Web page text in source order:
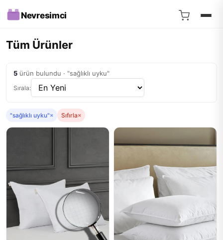
Nevresimci
Tüm Ürünler
5 ürün bulundu · "sağlıklı uyku"
Sırala:
"sağlıklı uyku"× Sıfırla×